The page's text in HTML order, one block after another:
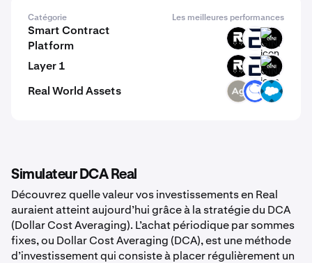
Catégorie Les meilleures performances
Smart Contract
Platform
ROOT EVR GINI
Layer 1 ROOT EVR GINI
Real World Assets SLVR ANT CRMX
Simulateur DCA Real
Découvrez quelle valeur vos investissements en Real
auraient atteint aujourd’hui grâce à la stratégie du DCA
(Dollar Cost Averaging). L’achat périodique par sommes
fixes, ou Dollar Cost Averaging (DCA), est une méthode
d’investissement qui consiste à placer régulièrement un